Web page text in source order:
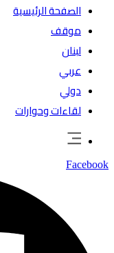
الصفحة الرئيسية
موقف
لبنان
عربي
دولي
لقاءات وحوارات
Facebook